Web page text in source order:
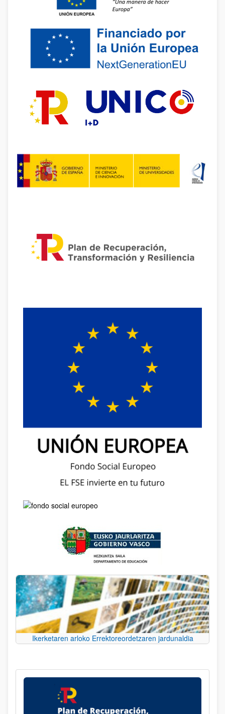
Ikerketaren arloko Errektoreordetzaren jardunaldia